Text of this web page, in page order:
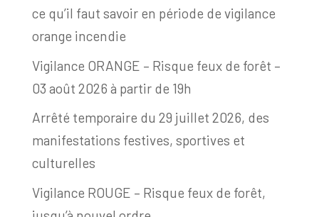
ce qu’il faut savoir en période de vigilance
orange incendie
Vigilance ORANGE – Risque feux de forêt –
03 août 2026 à partir de 19h
Arrêté temporaire du 29 juillet 2026, des
manifestations festives, sportives et
culturelles
Vigilance ROUGE – Risque feux de forêt,